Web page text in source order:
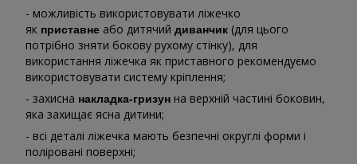
- можливість використовувати ліжечко
як приставне або дитячий диванчик (для цього
потрібно зняти бокову рухому стінку), для
використання ліжечка як приставного рекомендуємо
використовувати систему кріплення;
- захисна накладка-гризун на верхній частині боковин,
яка захищає ясна дитини;
- всі деталі ліжечка мають безпечні округлі форми і
поліровані поверхні;